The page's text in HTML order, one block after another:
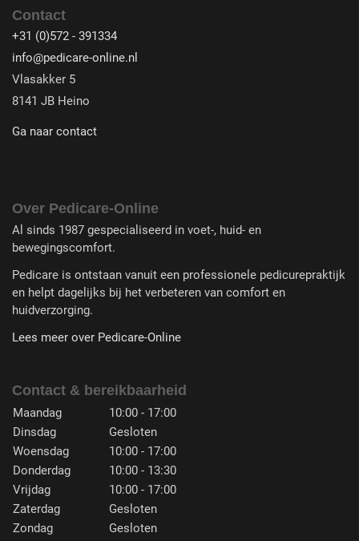
Contact
+31 (0)572 - 391334
info@pedicare-online.nl
Vlasakker 5
8141 JB Heino
Ga naar contact
Over Pedicare-Online
Al sinds 1987 gespecialiseerd in voet-, huid- en
bewegingscomfort.
Pedicare is ontstaan vanuit een professionele pedicurepraktijk
en helpt dagelijks bij het verbeteren van comfort en
huidverzorging.
Lees meer over Pedicare-Online
Contact & bereikbaarheid
Maandag
10:00 - 17:00
Dinsdag
Gesloten
Woensdag
10:00 - 17:00
Donderdag
10:00 - 13:30
Vrijdag
10:00 - 17:00
Zaterdag
Gesloten
Zondag
Gesloten